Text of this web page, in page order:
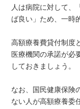
人は病院に対して、
ば良い」ため、一時
高額療養費貸付制度
医療機関の承諾が必
しておきましょう。
なお、国民健康保険
ない人が高額療養委